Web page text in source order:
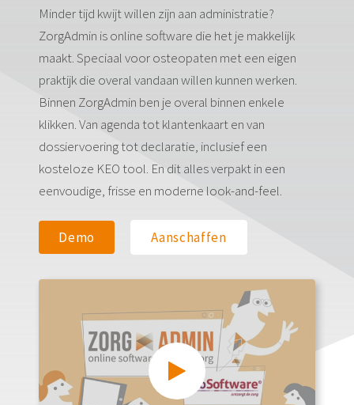
Minder tijd kwijt willen zijn aan administratie?
ZorgAdmin is online software die het je makkelijk
maakt. Speciaal voor osteopaten met een eigen
praktijk die overal vandaan willen kunnen werken.
Binnen ZorgAdmin ben je overal binnen enkele
klikken. Van agenda tot klantenkaart en van
dossiervoering tot declaratie, inclusief een
kosteloze KEO tool. En dit alles verpakt in een
eenvoudige, frisse en moderne look-and-feel.
Demo Aanschaffen